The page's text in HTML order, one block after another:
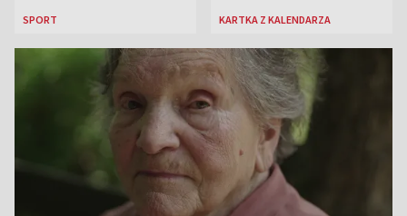
SPORT KARTKA Z KALENDARZA